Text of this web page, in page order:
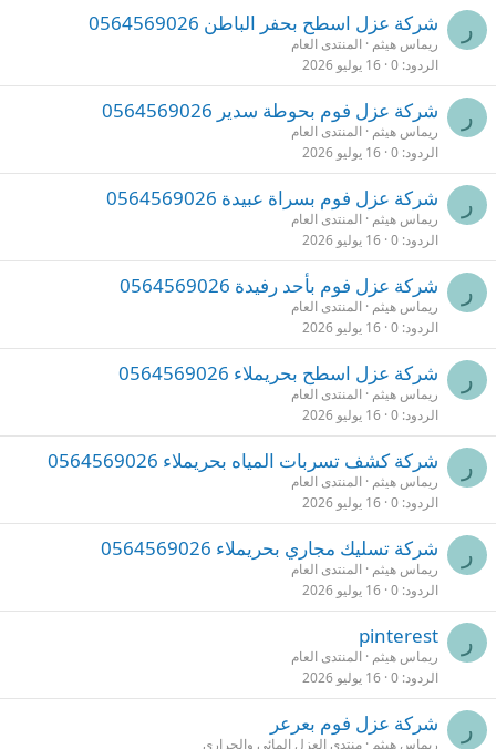
ر شركة عزل اسطح بحفر الباطن 0564569026
ريماس هيثم المنتدى العام
الردود 0 16 يوليو 2026
ر شركة عزل فوم بحوطة سدير 0564569026
ريماس هيثم المنتدى العام
الردود 0 16 يوليو 2026
ر شركة عزل فوم بسراة عبيدة 0564569026
ريماس هيثم المنتدى العام
الردود 0 16 يوليو 2026
ر شركة عزل فوم بأحد رفيدة 0564569026
ريماس هيثم المنتدى العام
الردود 0 16 يوليو 2026
ر شركة عزل اسطح بحريملاء 0564569026
ريماس هيثم المنتدى العام
الردود 0 16 يوليو 2026
ر شركة كشف تسربات المياه بحريملاء 0564569026
ريماس هيثم المنتدى العام
الردود 0 16 يوليو 2026
ر شركة تسليك مجاري بحريملاء 0564569026
ريماس هيثم المنتدى العام
الردود 0 16 يوليو 2026
ر pinterest
ريماس هيثم المنتدى العام
الردود 0 16 يوليو 2026
ر شركة عزل فوم بعرعر
ريماس هيثم منتدى العزل المائي والحراري